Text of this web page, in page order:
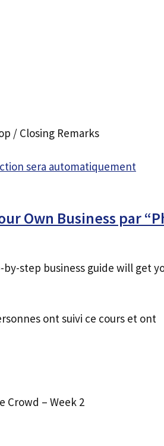
/ Closing Remarks
sera automatiquement
Own Business par
step business guide will get
ont suivi ce cours et ont
Crowd – Week 2